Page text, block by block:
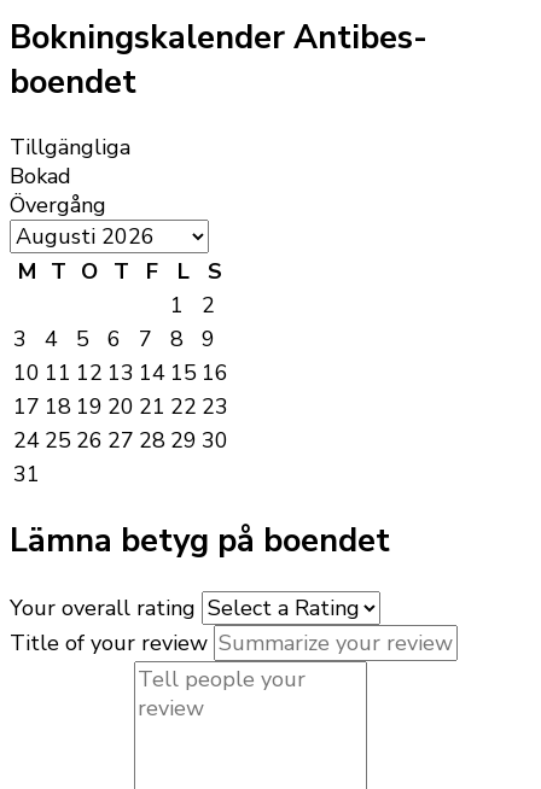
Bokningskalender Antibes-
boendet
Tillgängliga
Bokad
Övergång
M T O T F L
S
1
2
3
4 5 6 7 8
9
10 11 12 13 14 15 16
17 18 19 20 21 22 23
24 25 26 27 28 29 30
31
Lämna betyg på boendet
Your overall rating
Title of your review